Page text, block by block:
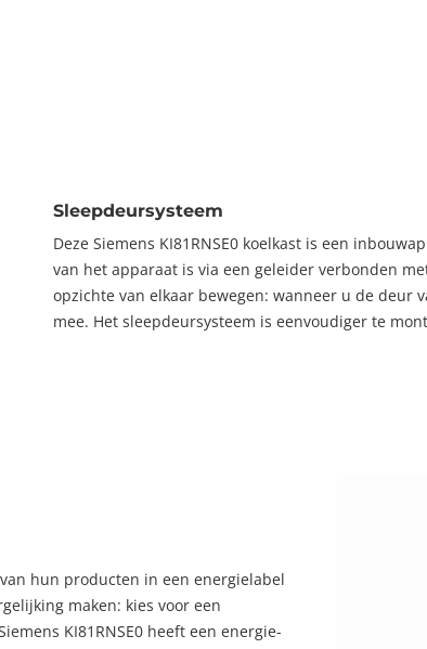
Sleepdeursysteem
Deze Siemens KI81RNSE0 koelkast is een
van het apparaat is via een geleider verbonden
opzichte van elkaar bewegen: wanneer u de deur
mee. Het sleepdeursysteem is eenvoudiger te
hun producten in een energielabel
maken: kies voor een
KI81RNSE0 heeft een energie-